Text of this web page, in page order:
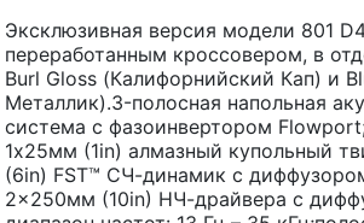
Эксклюзивная версия модели 801
переработанным кроссовером, в
Burl Gloss (Калифорнийский Кап) и
Металлик).3-полосная напольная
система с фазоинвертором
1x25мм (1in) алмазный купольный
(6in) FST™ СЧ-динамик с
2x250мм (10in) НЧ-драйвера с